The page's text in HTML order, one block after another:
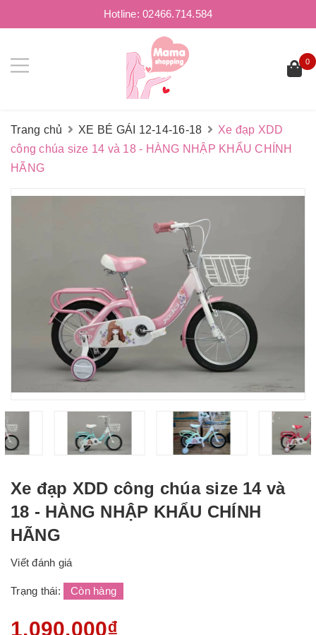
Hotline: 02466.714.584
0
Trang chủ XE BÉ GÁI 12-14-16-18
Xe đạp XDD
công chúa size 14 và 18 - HÀNG NHẬP KHẨU CHÍNH
HÃNG
Xe đạp XDD công chúa size 14 và
18 - HÀNG NHẬP KHẨU CHÍNH
HÃNG
Viết đánh giá
Trạng thái: Còn hàng
1.090.000₫